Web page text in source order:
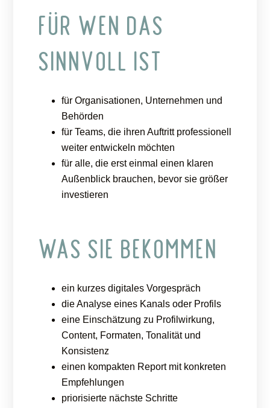
FÜR WEN DAS
SINNVOLL IST
für Organisationen, Unternehmen und
Behörden
für Teams, die ihren Auftritt professionell
weiter entwickeln möchten
für alle, die erst einmal einen klaren
Außenblick brauchen, bevor sie größer
investieren
WAS SIE BEKOMMEN
ein kurzes digitales Vorgespräch
die Analyse eines Kanals oder Profils
eine Einschätzung zu Profilwirkung,
Content, Formaten, Tonalität und
Konsistenz
einen kompakten Report mit konkreten
Empfehlungen
priorisierte nächste Schritte